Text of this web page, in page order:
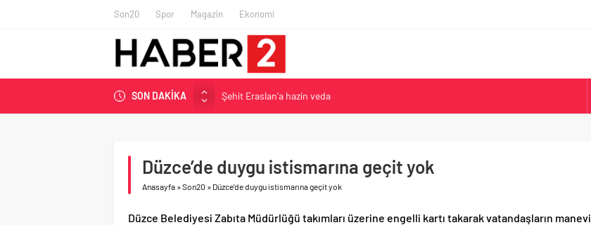
Son20 Spor Magazin Ekonomi
SON DAKİKA
Şehit Eraslan’a hazin veda
Toprak Razgatlıoğlu Çekya’da ikinci oldu
BAU Tıp’tan öğrencilerine 500 bin liralık bilimsel destek
İzmit Belediyesi’nden Tepeköy’de asfalt mesaisi
Düzce’de duygu istismarına geçit yok
Anasayfa »Son20 » Düzce’de duygu istismarına geçit yok
Düzce Belediyesi Zabıta Müdürlüğü takımları üzerine engelli kartı takarak vatandaşların manevi